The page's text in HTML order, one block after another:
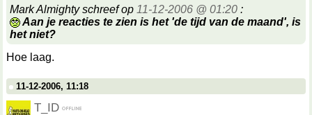
Mark Almighty schreef op 11-12-2006 @ 01:20 :
Aan je reacties te zien is het 'de tijd van de maand', is
het niet?
Hoe laag.
11-12-2006, 11:18
T_ID